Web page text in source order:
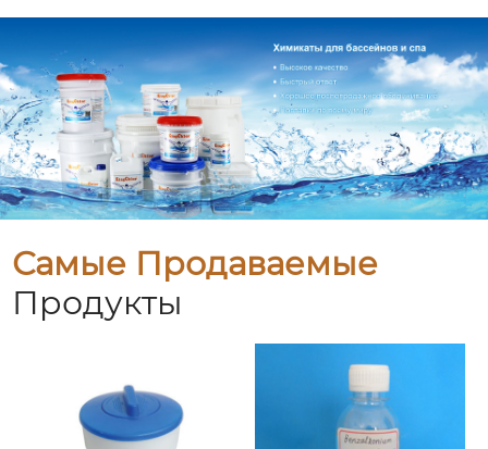
Самые Продаваемые
Продукты